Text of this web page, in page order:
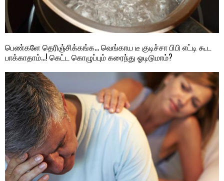
பெண்களே தெரிஞ்சிக்கங்க… வெங்காய டீ குடிச்சா பிபி எட்டி கூட
பாக்காதாம்…! கெட்ட கொழுப்பும் கரைந்து ஓடிடுமாம்?